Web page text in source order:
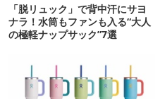
「脱リュック」で背中汗にサヨ
ナラ！水筒もファンも入る“大人
の極軽ナップサック”7選